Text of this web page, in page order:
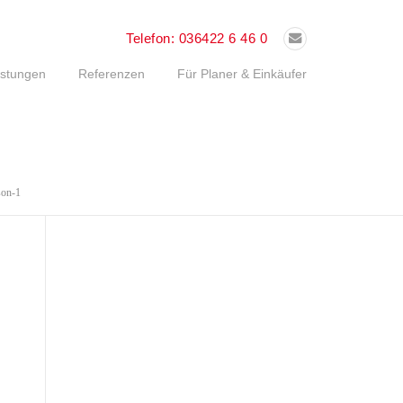
Telefon: 036422 6 46 0
Referenzen Für Planer & Einkäufer
1